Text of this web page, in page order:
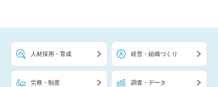
人材採用・育成 経営・組織づくり
労務・制度 調査・データ